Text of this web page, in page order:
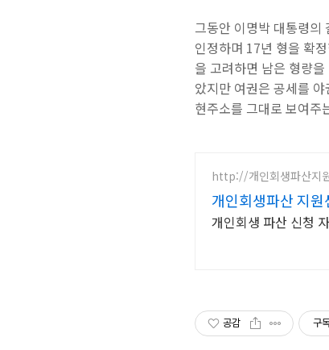
그동안 이명박 대통령의
인정하며 17년 형을 확
을 고려하면 남은 형량
았지만 여권은 공세를
현주소를 그대로 보여주
http://개인회생파산지
개인회생파산 지
개인회생 파산 신청
공감 구